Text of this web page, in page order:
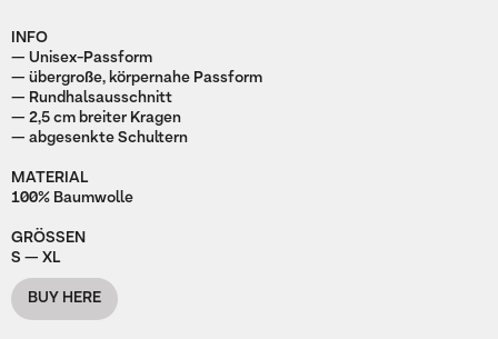
INFO
— Unisex-Passform
— übergroße, körpernahe Passform
— Rundhalsausschnitt
— 2,5 cm breiter Kragen
— abgesenkte Schultern
MATERIAL
100% Baumwolle
GRÖSSEN
S — XL
BUY HERE